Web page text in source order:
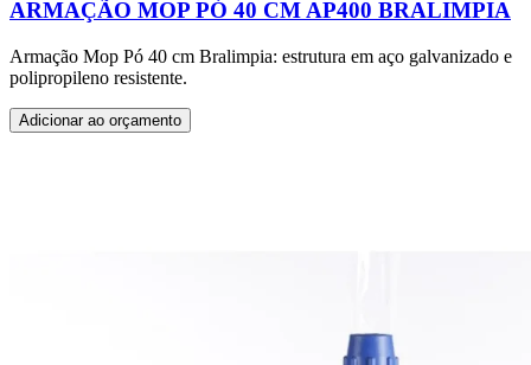
ARMAÇÃO MOP PÓ 40 CM AP400 BRALIMPIA
Armação Mop Pó 40 cm Bralimpia: estrutura em aço galvanizado e
polipropileno resistente.
Adicionar ao orçamento